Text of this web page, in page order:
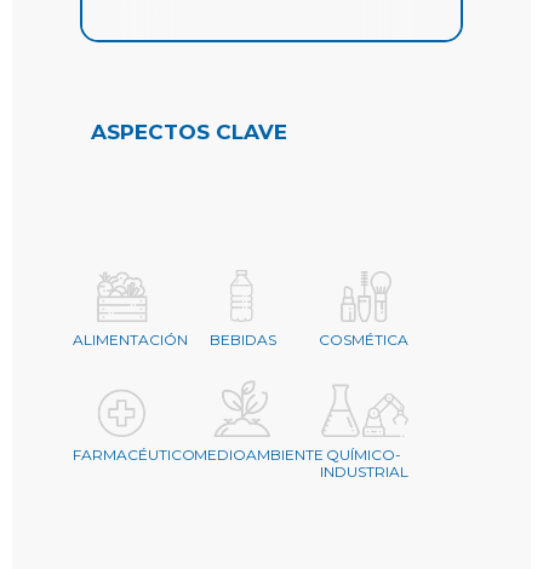
ASPECTOS CLAVE
ALIMENTACIÓN BEBIDAS COSMÉTICA
FARMACÉUTICOMEDIOAMBIENTE QUÍMICO-
INDUSTRIAL